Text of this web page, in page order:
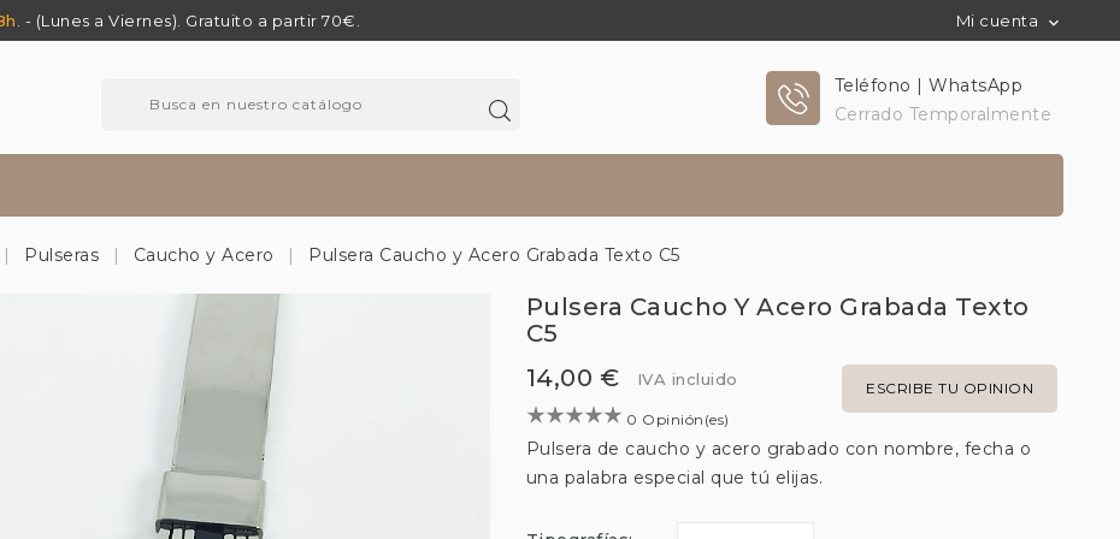
. - (Lunes a Viernes). Gratuito a partir 70€. Mi cuenta 
Teléfono | WhatsApp
Cerrado Temporalmente
Pulseras Caucho y Acero Pulsera Caucho y Acero Grabada Texto C5
Pulsera Caucho Y Acero Grabada Texto
C5
14,00 €
ESCRIBE TU OPINION
IVA incluido
0 Opinión(es)
Pulsera de caucho y acero grabado con nombre, fecha o
una palabra especial que tú elijas.